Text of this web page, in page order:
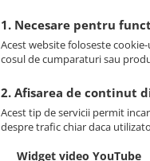
1. Necesare pentru
Acest website foloseste
cosul de cumparaturi sau
2. Afisarea de continut
Acest tip de servicii permit
despre trafic chiar daca
Widget video YouTube